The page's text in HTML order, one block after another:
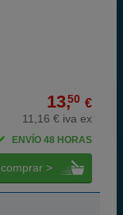
13,50 €
11,16 € iva ex
ENVÍO 48 HORAS
comprar >